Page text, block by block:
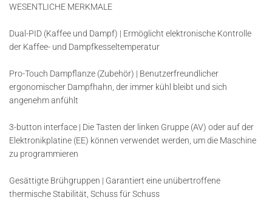
WESENTLICHE MERKMALE
Dual-PID (Kaffee und Dampf) | Ermöglicht elektronische Kontrolle
der Kaffee- und Dampfkesseltemperatur
Pro-Touch Dampflanze (Zubehör) | Benutzerfreundlicher
ergonomischer Dampfhahn, der immer kühl bleibt und sich
angenehm anfühlt
3-button interface | Die Tasten der linken Gruppe (AV) oder auf der
Elektronikplatine (EE) können verwendet werden, um die Maschine
zu programmieren
Gesättigte Brühgruppen | Garantiert eine unübertroffene
thermische Stabilität, Schuss für Schuss